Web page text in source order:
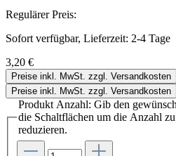
Regulärer Preis:
Sofort verfügbar, Lieferzeit: 2-4 Tage
3,20 €
Preise inkl. MwSt. zzgl. Versandkosten
Preise inkl. MwSt. zzgl. Versandkosten
Produkt Anzahl: Gib den
die Schaltflächen um die Anzahl
reduzieren.